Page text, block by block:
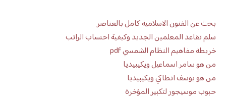
بحث عن الفنون الاسلامية كامل بالعناصر
سلم تقاعد المعلمين الجديد وكيفية احتساب الراتب
خريطة مفاهيم النظام الشمسي pdf
من هو سامر اسماعيل ويكيبيديا
من هو يوسف انطاكي ويكيبيديا
حبوب موسيجور لتكبير المؤخرة